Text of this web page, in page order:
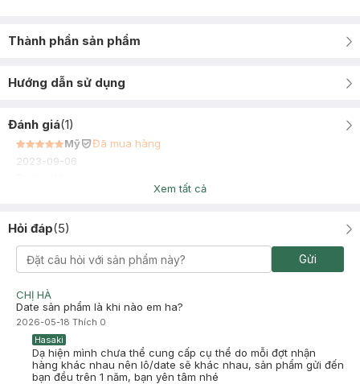
Thành phần sản phẩm
Hướng dẫn sử dụng
Đánh giá(1)
Mỹ
Đã mua hàng
2023-09-06
Xem tất cả
Hỏi đáp(5)
Gửi
CHỊ HÀ
Date sản phẩm là khi nào em ha?
2026-05-18 Thích 0
Hasaki
Dạ hiện mình chưa thể cung cấp cụ thể do mỗi đợt nhận
hàng khác nhau nên lô/date sẽ khác nhau, sản phẩm gửi đến
bạn đều trên 1 năm, bạn yên tâm nhé